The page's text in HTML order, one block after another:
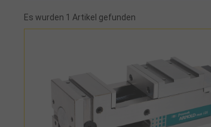
Es wurden 1 Artikel gefunden